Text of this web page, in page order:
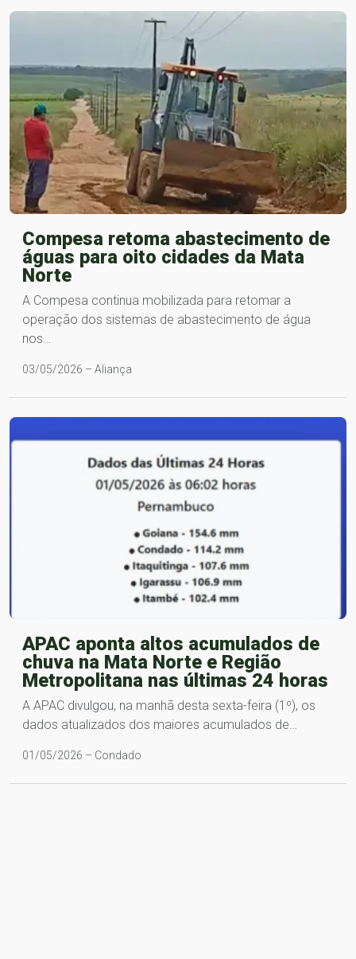
Compesa retoma abastecimento de
águas para oito cidades da Mata
Norte
A Compesa continua mobilizada para retomar a
operação dos sistemas de abastecimento de água
nos…
03/05/2026 – Aliança
APAC aponta altos acumulados de
chuva na Mata Norte e Região
Metropolitana nas últimas 24 horas
A APAC divulgou, na manhã desta sexta-feira (1º), os
dados atualizados dos maiores acumulados de…
01/05/2026 – Condado